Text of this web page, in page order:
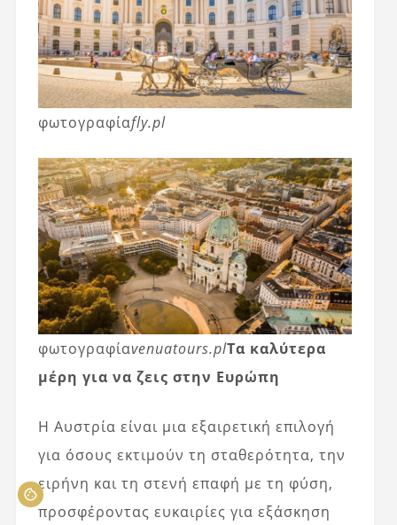
φωτογραφίαfly.pl
φωτογραφίαvenuatours.plΤα καλύτερα
μέρη για να ζεις στην Ευρώπη
Η Αυστρία είναι μια εξαιρετική επιλογή
για όσους εκτιμούν τη σταθερότητα, την
ειρήνη και τη στενή επαφή με τη φύση,
προσφέροντας ευκαιρίες για εξάσκηση